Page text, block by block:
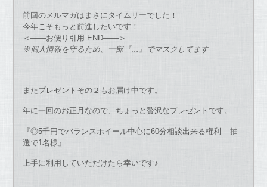
前回のメルマガはまさにタイムリーでした！
今年こそもっと前進したいです！
＜——お便り引用 END——＞
※個人情報を守るため、一部『…』でマスクしてます
またプレゼントその２もお届け中です。
年に一回のお正月なので、ちょっと贅沢なプレゼントです。
『◎5千円でバランスホイール中心に60分相談出来る権利 – 抽
選で1名様』
上手に利用していただけたら幸いです♪